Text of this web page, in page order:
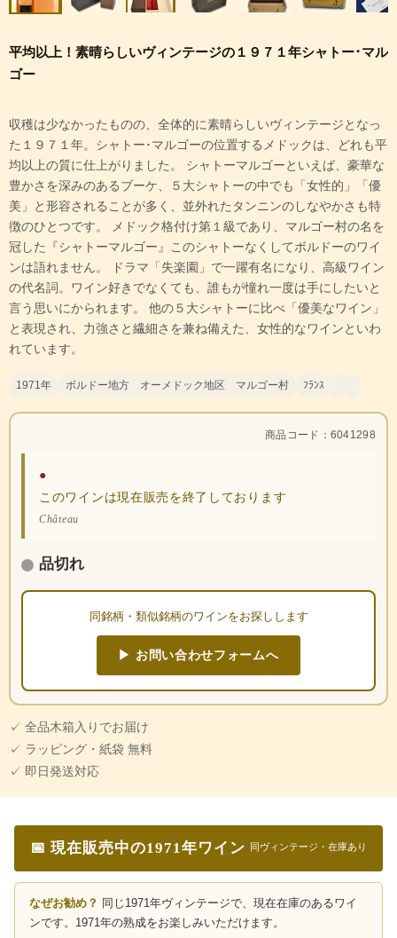
平均以上！素晴らしいヴィンテージの１９７１年シャトー･マル
ゴー
収穫は少なかったものの、全体的に素晴らしいヴィンテージとなっ
た１９７１年。シャトー･マルゴーの位置するメドックは、どれも平
均以上の質に仕上がりました。 シャトーマルゴーといえば、豪華な
豊かさを深みのあるブーケ、５大シャトーの中でも「女性的」「優
美」と形容されることが多く、並外れたタンニンのしなやかさも特
徴のひとつです。 メドック格付け第１級であり、マルゴー村の名を
冠した『シャトーマルゴー』このシャトーなくしてボルドーのワイ
ンは語れません。 ドラマ「失楽園」で一躍有名になり、高級ワイン
の代名詞。ワイン好きでなくても、誰もが憧れ一度は手にしたいと
言う思いにかられます。 他の５大シャトーに比べ「優美なワイン」
と表現され、力強さと繊細さを兼ね備えた、女性的なワインといわ
れています。
1971年 ボルドー地方 オーメドック地区 マルゴー村 ﾌﾗﾝｽ
商品コード：6041298
●
このワインは現在販売を終了しております
Château
品切れ
同銘柄・類似銘柄のワインをお探しします
▶ お問い合わせフォームへ
✓ 全品木箱入りでお届け
✓ ラッピング・紙袋 無料
✓ 即日発送対応
📅 現在販売中の1971年ワイン 同ヴィンテージ・在庫あり
なぜお勧め？ 同じ1971年ヴィンテージで、現在在庫のあるワイ
ンです。1971年の熟成をお楽しみいただけます。